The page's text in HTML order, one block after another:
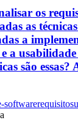
os
as
a
a
são
softwarerequisitos